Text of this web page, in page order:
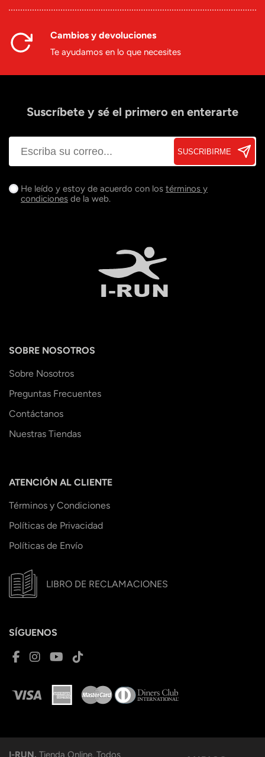
Cambios y devoluciones
Te ayudamos en lo que necesites
Suscríbete y sé el primero en enterarte
SUSCRIBIRME
He leído y estoy de acuerdo con los términos y
condiciones de la web.
SOBRE NOSOTROS
Sobre Nosotros
Preguntas Frecuentes
Contáctanos
Nuestras Tiendas
ATENCIÓN AL CLIENTE
Términos y Condiciones
Políticas de Privacidad
Políticas de Envío
LIBRO DE RECLAMACIONES
SÍGUENOS
I-RUN. Tienda Online. Todos